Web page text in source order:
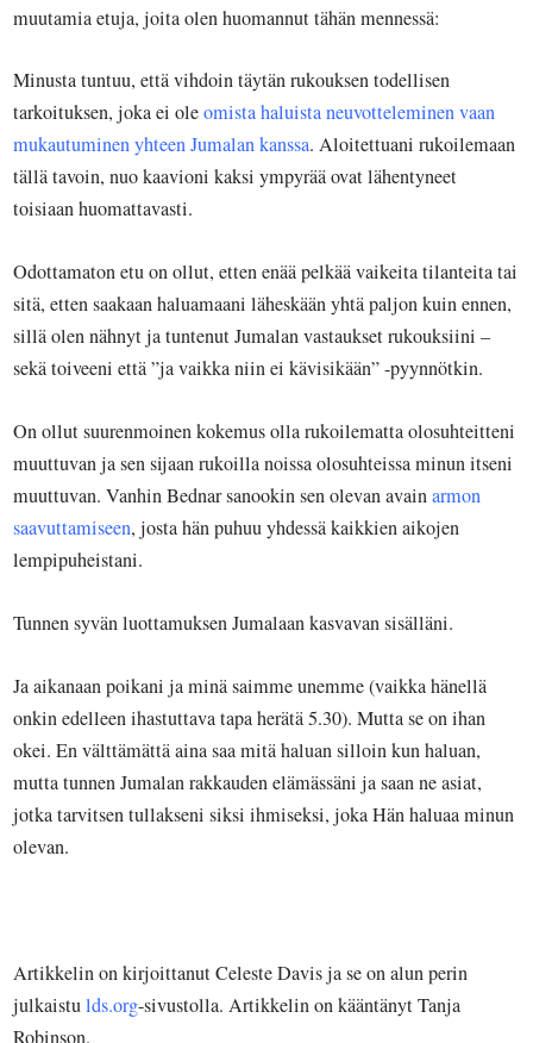
muutamia etuja, joita olen huomannut tähän mennessä:
Minusta tuntuu, että vihdoin täytän rukouksen todellisen
tarkoituksen, joka ei oleomista haluista neuvotteleminen vaan
mukautuminen yhteenJumalankanssa. Aloitettuani rukoilemaan
tällä tavoin, nuo kaavioni kaksi ympyrää ovat lähentyneet
toisiaan huomattavasti.
Odottamaton etu on ollut, etten enää pelkää vaikeita tilanteita tai
sitä, etten saakaan haluamaani läheskään yhtä paljon kuin ennen,
sillä olen nähnyt ja tuntenut Jumalan vastaukset rukouksiini –
sekä toiveeni että ”ja vaikka niin ei kävisikään” -pyynnötkin.
On ollut suurenmoinen kokemus olla rukoilematta olosuhteitteni
muuttuvan ja sen sijaan rukoilla noissa olosuhteissa minun itseni
muuttuvan. Vanhin Bednar sanookin sen olevan avainarmon
saavuttamiseen, josta hän puhuu yhdessä kaikkien aikojen
lempipuheistani.
Tunnen syvän luottamuksen Jumalaan kasvavan sisälläni.
Ja aikanaan poikani ja minä saimme unemme (vaikka hänellä
onkin edelleen ihastuttava tapa herätä 5.30). Mutta se on ihan
okei. En välttämättä aina saa mitä haluan silloin kun haluan,
mutta tunnen Jumalan rakkauden elämässäni ja saan ne asiat,
jotka tarvitsen tullakseni siksi ihmiseksi, joka Hän haluaa minun
olevan.
Artikkelin on kirjoittanut Celeste Davis ja se on alun perin
julkaistulds.org-sivustolla. Artikkelin on kääntänyt Tanja
Robinson.